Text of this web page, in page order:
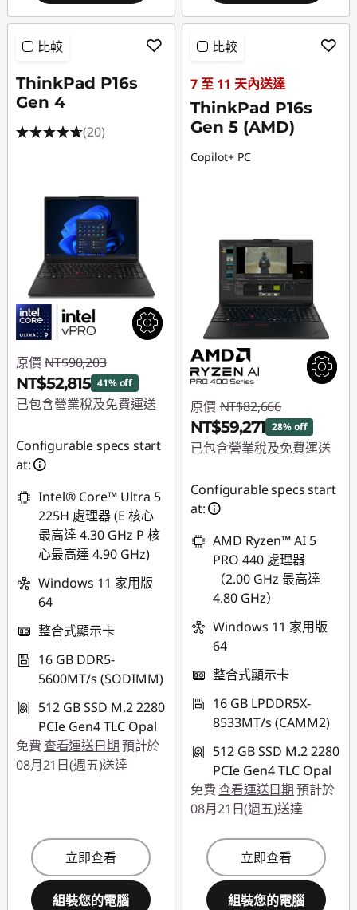
比較
ThinkPad P16s
Gen 4
(20)
原價 NT$90,203
NT$52,815 41% off
已包含營業稅及免費運送
NT$37,388
Configurable specs start
at:
Intel® Core™ Ultra 5
225H 處理器 (E 核心
最高達 4.30 GHz P 核
心最高達 4.90 GHz)
Windows 11 家用版
64
整合式顯示卡
16 GB DDR5-
5600MT/s (SODIMM)
512 GB SSD M.2 2280
PCIe Gen4 TLC Opal
免費 查看運送日期預計於
08月21日(週五)送達
立即查看
組裝您的電腦
比較
7 至 11 天內送達
ThinkPad P16s
Gen 5 (AMD)
Copilot+ PC
原價 NT$82,666
NT$59,271 28% off
已包含營業稅及免費運送
NT$23,395
Configurable specs start
at:
AMD Ryzen™ AI 5
PRO 440 處理器
（2.00 GHz 最高達
4.80 GHz）
Windows 11 家用版
64
整合式顯示卡
16 GB LPDDR5X-
8533MT/s (CAMM2)
512 GB SSD M.2 2280
PCIe Gen4 TLC Opal
免費 查看運送日期預計於
08月21日(週五)送達
立即查看
組裝您的電腦